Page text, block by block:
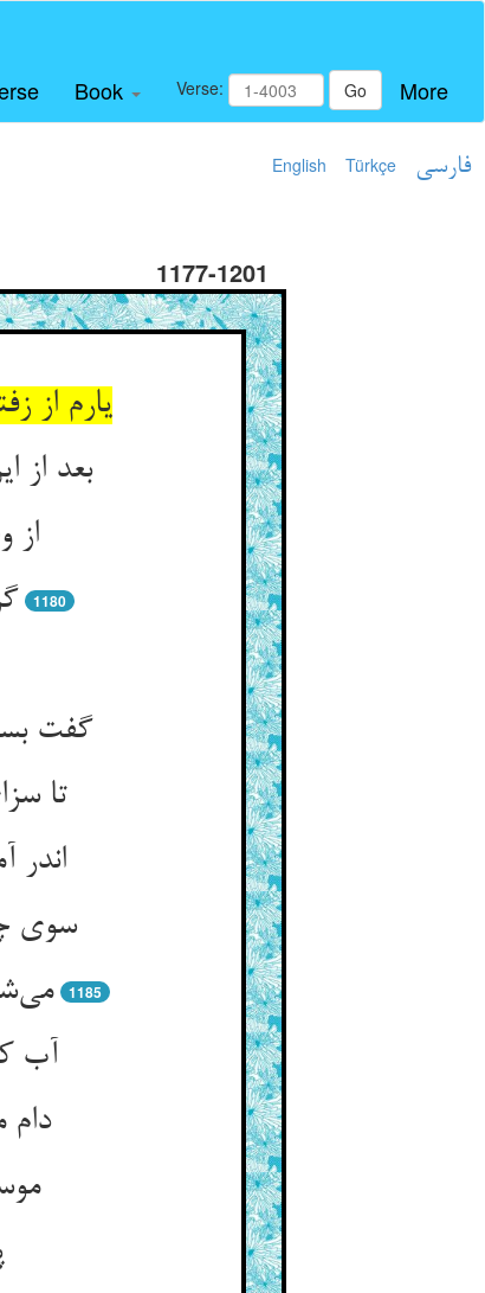
Book Verse: Go More
English Türkçe فارسی
1177-1201
یارم از زفتی دو چندان بد که من ** هم به لطف و هم به خوبی هم به تن‌‌
بعد از
از
1180
تا سزای او و صد چون او دهم ** ور دروغ است این سزای تو دهم‌‌
اندر آمد چون قلاووزی به پیش ** تا برد او را به سوی دام خویش‌‌
سوی
1185
آب
موسیی فرعون را با رود نیل ** می‌‌کشد با لشکر و جمع ثقیل‌‌